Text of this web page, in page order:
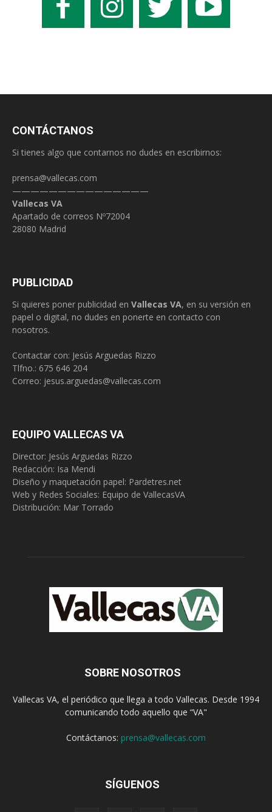
CONTÁCTANOS
Si tienes algo que contarnos no dudes en escribirnos:
prensa@vallecas.com
———————————————
Vallecas VA
Apartado de correos Nº72004
28080 Madrid
PUBLICIDAD
Si quieres poner publicidad en Vallecas VA, en su versión en
papel o digital, no dudes en ponerte en contacto con
nosotros.
Contactar con: Jesús Arguedas Rizzo
Tlfno.: 675 646 204
Correo: jesus.arguedas@vallecas.com
EQUIPO VALLECAS VA
Director: Jesús Arguedas Rizzo
Redacción: Isa Mendi
Diseño y maquetación papel: Pardetres.net
Web y Redes Sociales: Equipo de VallecasVA
Distribución: Mar Torrado
SOBRE NOSOTROS
Vallecas VA, el periódico que llega a todo Vallecas. Desde 1994
comunicando todo aquello que “VA"
Contáctanos: prensa@vallecas.com
SÍGUENOS